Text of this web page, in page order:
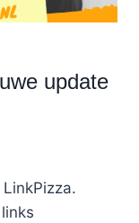
update